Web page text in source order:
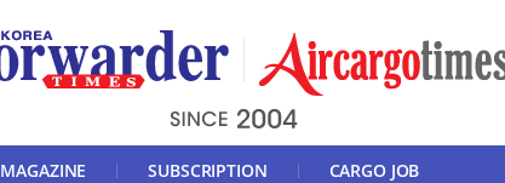
MAGAZINE SUBSCRIPTION CARGO JOB